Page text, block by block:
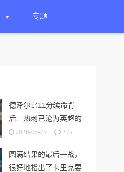
专题
德泽尔比11分续命背
后：热刺已沦为英超的
“系统性风险样本”！
2026-05-25 275
圆满结果的最后一战，
很好地指出了卡里克要